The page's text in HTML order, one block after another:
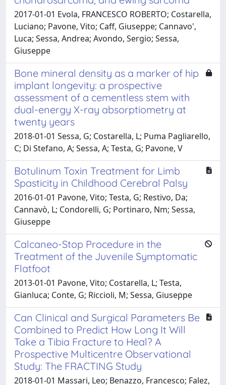
2017-01-01 Evola, FRANCESCO ROBERTO; Costarella,
Luciano; Pavone, Vito; Caff, Giuseppe; Cannavo',
Luca; Sessa, Andrea; Avondo, Sergio; Sessa,
Giuseppe
Bone mineral density as a marker of hip
implant longevity: a prospective
assessment of a cementless stem with
dual-energy X-ray absorptiometry at
twenty years
2018-01-01 Sessa, G; Costarella, L; Puma Pagliarello,
C; Di Stefano, A; Sessa, A; Testa, G; Pavone, V
Botulinum Toxin Treatment for Limb
Spasticity in Childhood Cerebral Palsy
2016-01-01 Pavone, Vito; Testa, G; Restivo, Da;
Cannavò, L; Condorelli, G; Portinaro, Nm; Sessa,
Giuseppe
Calcaneo-Stop Procedure in the
Treatment of the Juvenile Symptomatic
Flatfoot
2013-01-01 Pavone, Vito; Costarella, L; Testa,
Gianluca; Conte, G; Riccioli, M; Sessa, Giuseppe
Can Clinical and Surgical Parameters Be
Combined to Predict How Long It Will
Take a Tibia Fracture to Heal? A
Prospective Multicentre Observational
Study: The FRACTING Study
2018-01-01 Massari, Leo; Benazzo, Francesco; Falez,